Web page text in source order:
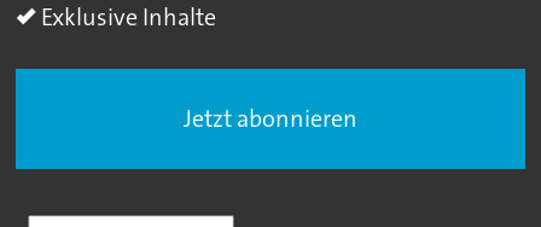
Exklusive Inhalte
Jetzt abonnieren